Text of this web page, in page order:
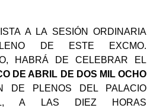
A LA SESIÓN ORDINARIA
DE ESTE EXCMO.
HABRÁ DE CELEBRAR EL
DE ABRIL DE DOS MIL OCHO
DE PLENOS DEL PALACIO
A LAS DIEZ HORAS